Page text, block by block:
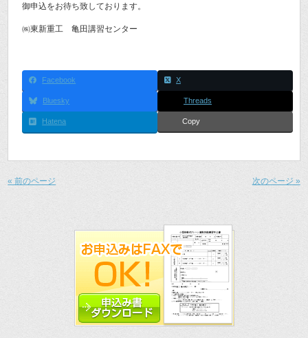
御申込をお待ち致しております。
㈱東新重工 亀田講習センター
Facebook X
Bluesky Threads
Hatena Copy
« 前のページ 次のページ »